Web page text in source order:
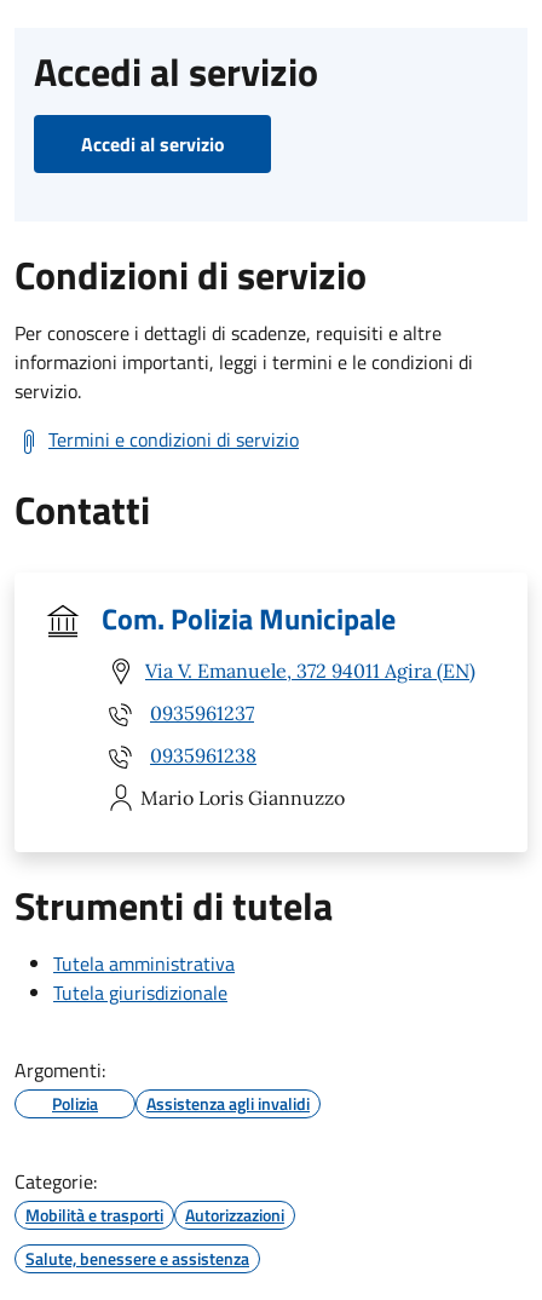
Accedi al servizio
Accedi al servizio
Condizioni di servizio
Per conoscere i dettagli di scadenze, requisiti e altre
informazioni importanti, leggi i termini e le condizioni di
servizio.
Termini e condizioni di servizio
Contatti
Com. Polizia Municipale
Via V. Emanuele, 372 94011 Agira (EN)
0935961237
0935961238
Mario Loris Giannuzzo
Strumenti di tutela
Tutela amministrativa
Tutela giurisdizionale
Argomenti:
Polizia Assistenza agli invalidi
Categorie:
Mobilità e trasporti
Autorizzazioni
Salute, benessere e assistenza